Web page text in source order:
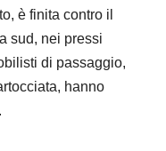
è finita contro il
sud, nei pressi
di passaggio,
hanno